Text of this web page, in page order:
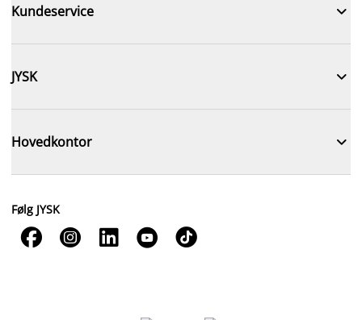
Kundeservice 
JYSK 
Hovedkontor 
Følg JYSK
    